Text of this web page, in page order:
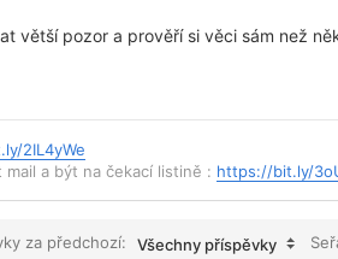
větší pozor a prověří si věci sám než
2IL4yWe
a být na čekací listině : https://bit.ly/
za předchozí: Všechny příspěvky